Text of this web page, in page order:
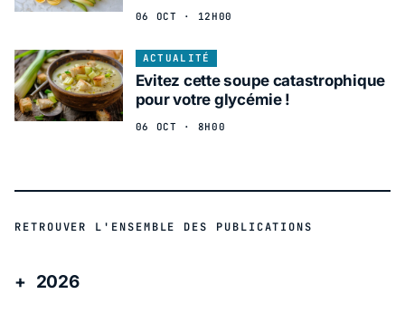
06 OCT · 12H00
ACTUALITÉ
Evitez cette soupe catastrophique
pour votre glycémie !
06 OCT · 8H00
RETROUVER L'ENSEMBLE DES PUBLICATIONS
2026